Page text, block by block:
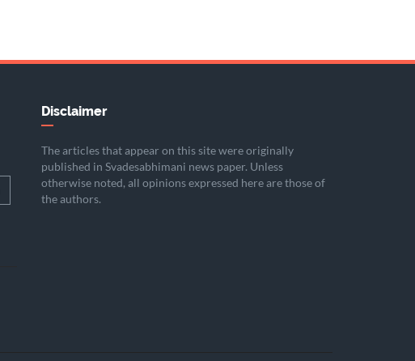
Disclaimer
The articles that appear on this site were originally
published in Svadesabhimani news paper. Unless
otherwise noted, all opinions expressed here are those of
the authors.